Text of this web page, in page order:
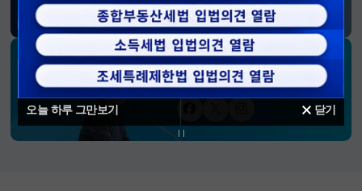
오늘 하루 그만보기 닫기
블로그페이스북트위터(X)유튜브인스타그램
소통하는 경제 리더 구윤철 장관의
SNS 채널